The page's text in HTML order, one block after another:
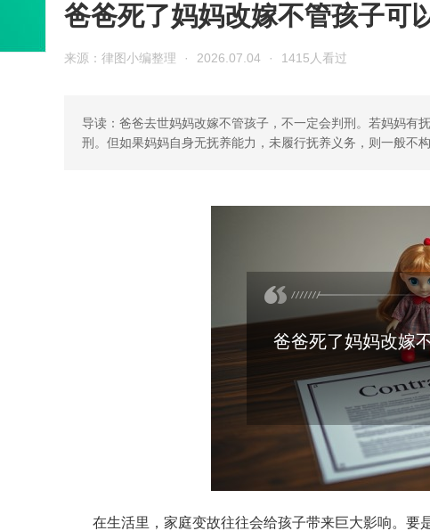
爸爸死了妈妈改嫁不管孩子可
来源：律图小编整理 · 2026.07.04 · 1415人看过
导读：爸爸去世妈妈改嫁不管孩子，不一定会判刑。若妈妈有
刑。但如果妈妈自身无抚养能力，未履行抚养义务，则一般不
爸爸死了妈妈改嫁
在生活里，家庭变故往往会给孩子带来巨大影响。